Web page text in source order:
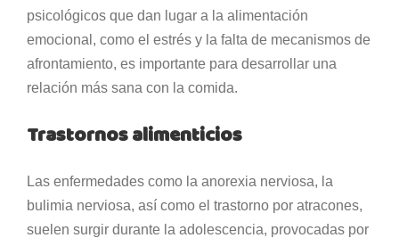
psicológicos que dan lugar a la alimentación
emocional, como el estrés y la falta de mecanismos de
afrontamiento, es importante para desarrollar una
relación más sana con la comida.
Trastornos alimenticios
Las enfermedades como la anorexia nerviosa, la
bulimia nerviosa, así como el trastorno por atracones,
suelen surgir durante la adolescencia, provocadas por